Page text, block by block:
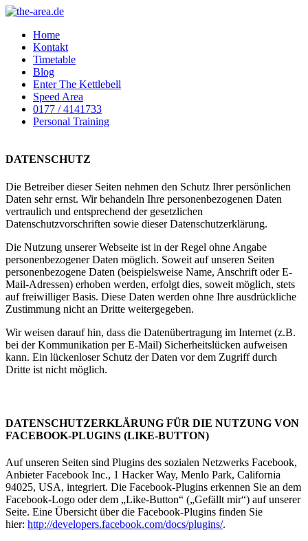
Home
Kontakt
Timetable
Blog
Enter The Kettlebell
Speed Area
0177 / 4141733
Personal Training
DATENSCHUTZ
Die Betreiber dieser Seiten nehmen den Schutz Ihrer persönlichen
Daten sehr ernst. Wir behandeln Ihre personenbezogenen Daten
vertraulich und entsprechend der gesetzlichen
Datenschutzvorschriften sowie dieser Datenschutzerklärung.
Die Nutzung unserer Webseite ist in der Regel ohne Angabe
personenbezogener Daten möglich. Soweit auf unseren Seiten
personenbezogene Daten (beispielsweise Name, Anschrift oder E-
Mail-Adressen) erhoben werden, erfolgt dies, soweit möglich, stets
auf freiwilliger Basis. Diese Daten werden ohne Ihre ausdrückliche
Zustimmung nicht an Dritte weitergegeben.
Wir weisen darauf hin, dass die Datenübertragung im Internet (z.B.
bei der Kommunikation per E-Mail) Sicherheitslücken aufweisen
kann. Ein lückenloser Schutz der Daten vor dem Zugriff durch
Dritte ist nicht möglich.
DATENSCHUTZERKLÄRUNG FÜR DIE NUTZUNG VON
FACEBOOK-PLUGINS (LIKE-BUTTON)
Auf unseren Seiten sind Plugins des sozialen Netzwerks Facebook,
Anbieter Facebook Inc., 1 Hacker Way, Menlo Park, California
94025, USA, integriert. Die Facebook-Plugins erkennen Sie an dem
Facebook-Logo oder dem „Like-Button“ („Gefällt mir“) auf unserer
Seite. Eine Übersicht über die Facebook-Plugins finden Sie
hier: http://developers.facebook.com/docs/plugins/.